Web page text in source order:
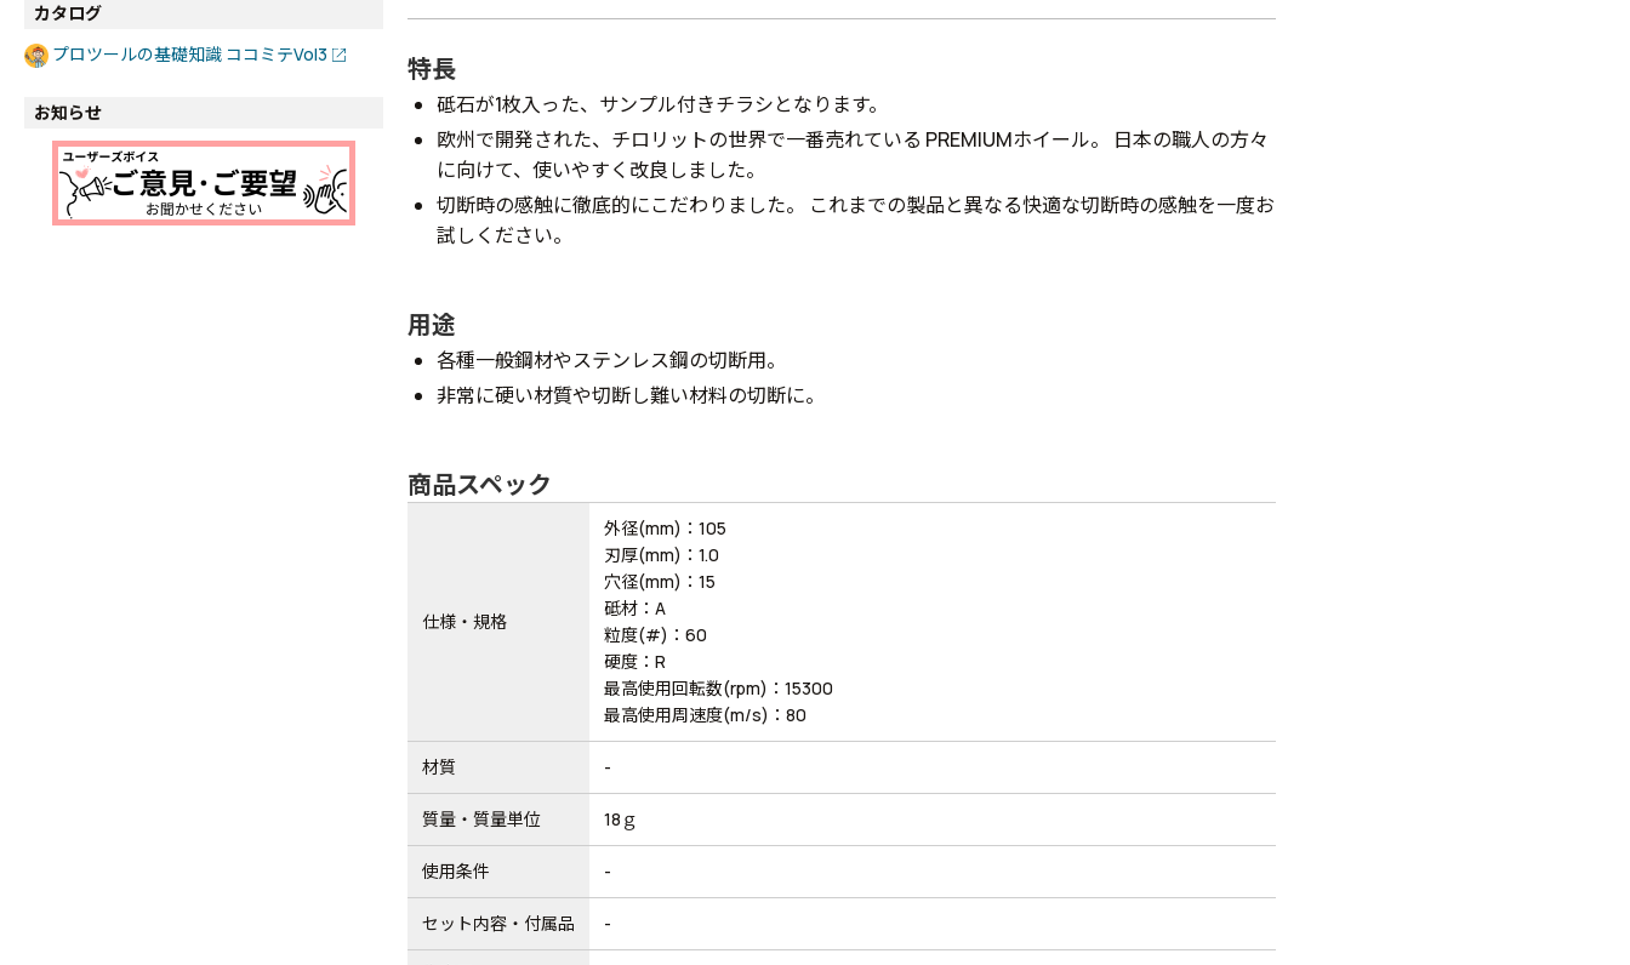
カタログ
プロツールの基礎知識 ココミテVol3
お知らせ
特長
砥石が1枚入った、サンプル付きチラシとなります。
欧州で開発された、チロリットの世界で一番売れている PREMIUMホイール。 日本の職人の方々
に向けて、使いやすく改良しました。
切断時の感触に徹底的にこだわりました。 これまでの製品と異なる快適な切断時の感触を一度お
試しください。
用途
各種一般鋼材やステンレス鋼の切断用。
非常に硬い材質や切断し難い材料の切断に。
商品スペック
仕様・規格
外径(mm)：105
刃厚(mm)：1.0
穴径(mm)：15
砥材：A
粒度(#)：60
硬度：R
最高使用回転数(rpm)：15300
最高使用周速度(m/s)：80
材質 -
質量・質量単位 18ｇ
使用条件 -
セット内容・付属品 -